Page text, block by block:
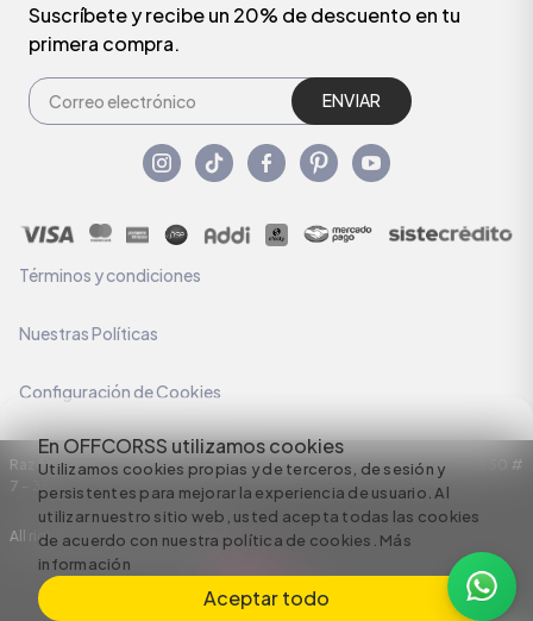
En OFFCORSS utilizamos cookies
Utilizamos cookies propias y de terceros, de sesión y
persistentes para mejorar la experiencia de usuario. Al
utilizar nuestro sitio web, usted acepta todas las cookies
de acuerdo con nuestra política de cookies. Más
información
Aceptar todo
Suscríbete y recibe un 20% de descuento en tu
primera compra.
ENVIAR
Términos y condiciones
Nuestras Políticas
Configuración de Cookies
Razón Social: C.I HERMECO S.A. NIT: 890924167-6 Dirección: Carrera 50 #
7 – 35
All rights reserved empowered by